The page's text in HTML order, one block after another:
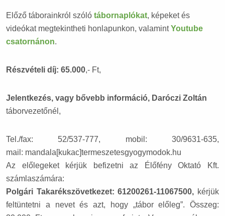
Előző táborainkról szóló tábornaplókat, képeket és
videókat megtekintheti honlapunkon, valamintYoutube
csatornánon.
Részvételi díj: 65.000,- Ft,
Jelentkezés, vagy bővebb információ, Daróczi Zoltán
táborvezetőnél,
Tel./fax: 52/537-777, mobil: 30/9631-635,
mail: mandala[kukac]termeszetesgyogymodok.hu
Az előlegeket kérjük befizetni az Élőfény Oktató Kft.
számlaszámára:
Polgári Takarékszövetkezet: 61200261-11067500, kérjük
feltüntetni a nevet és azt, hogy „tábor előleg”. Összeg: